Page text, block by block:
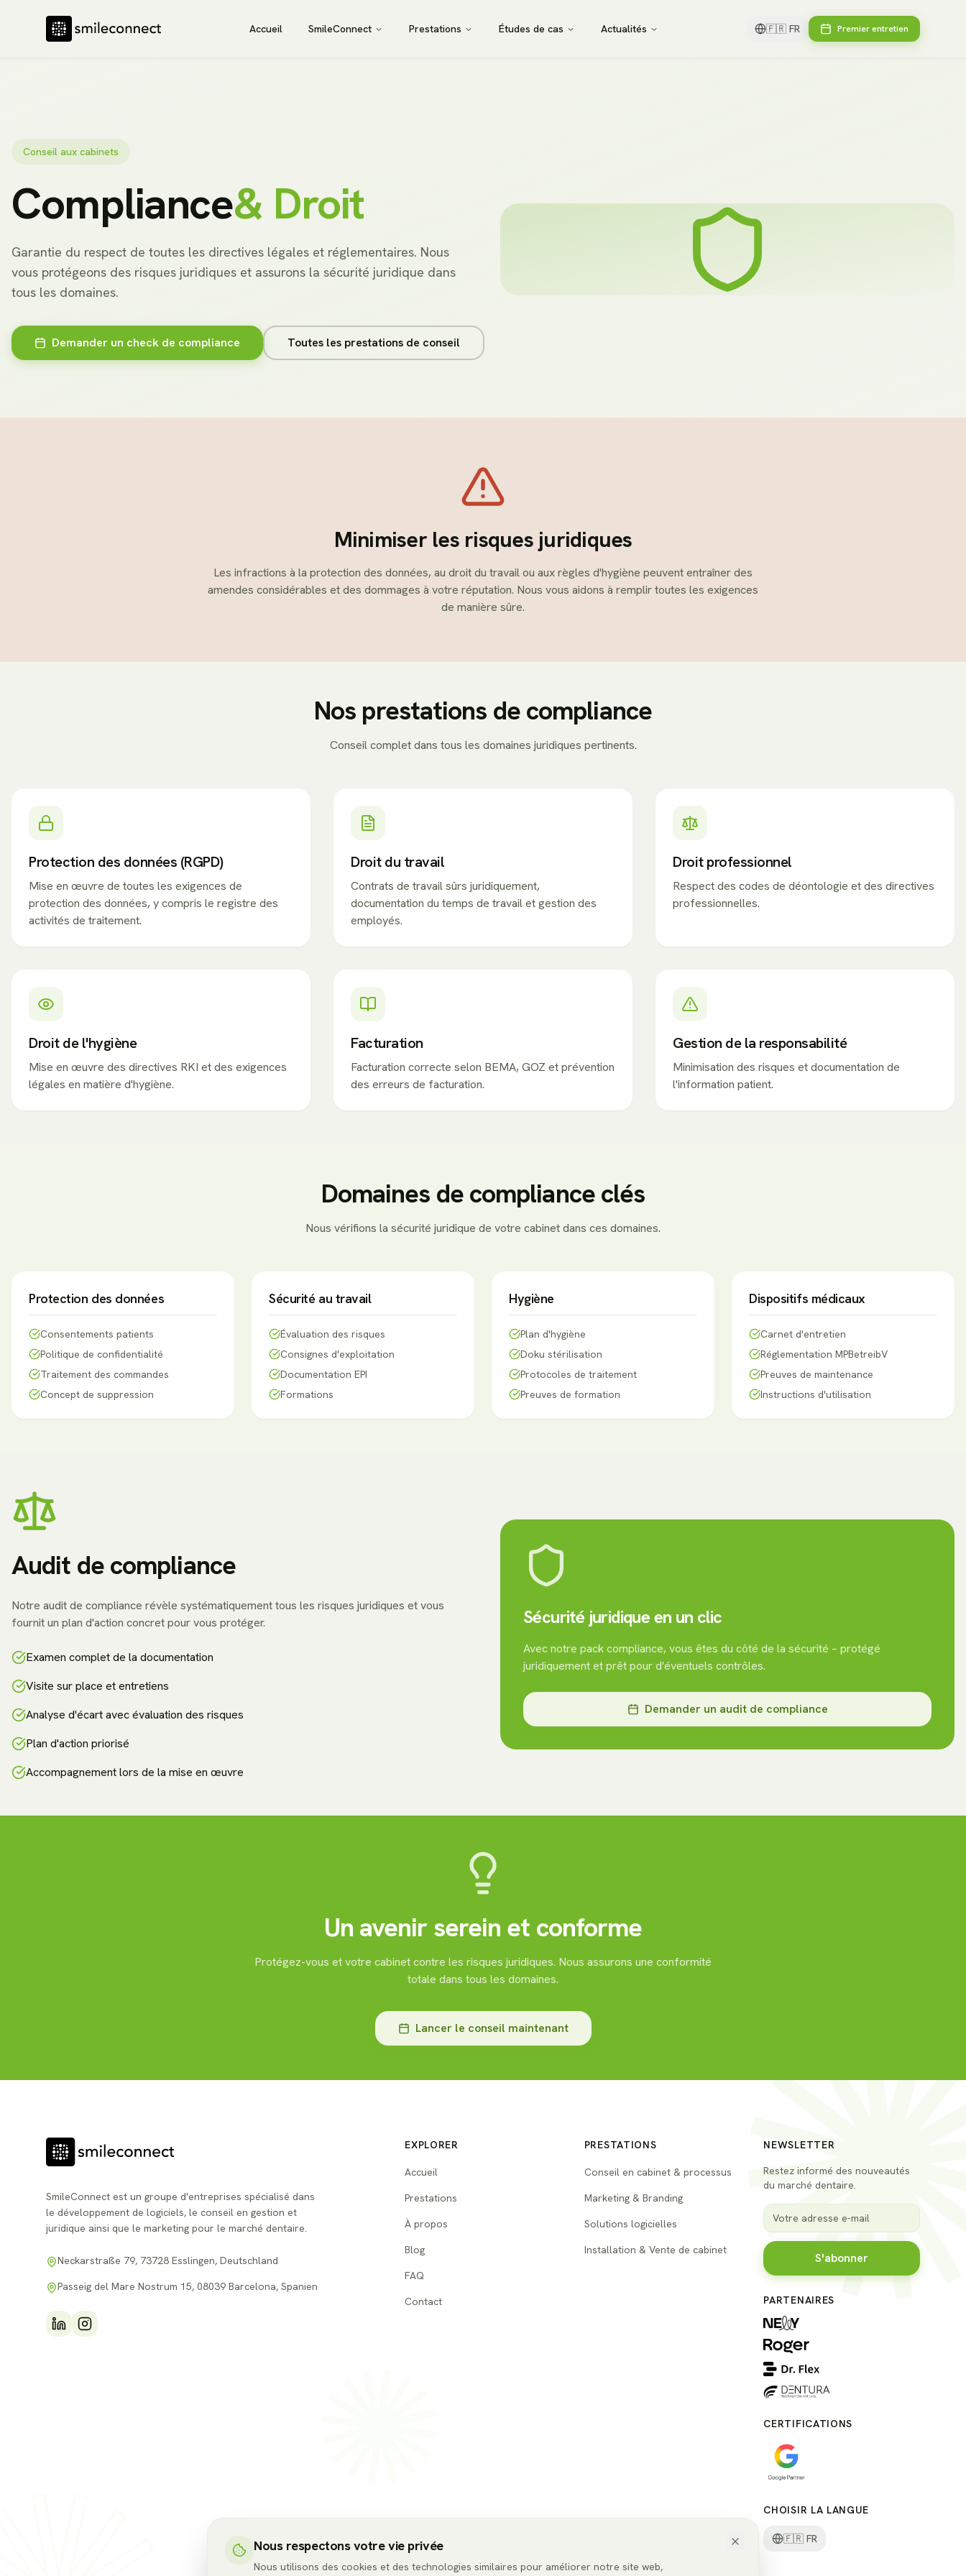
Accueil SmileConnect Prestations Études de cas Actualités 🇫🇷 FR Premier entretien
Conseil aux cabinets
Compliance& Droit
Garantie du respect de toutes les directives légales et réglementaires. Nous
vous protégeons des risques juridiques et assurons la sécurité juridique dans
tous les domaines.
Demander un check de compliance Toutes les prestations de conseil
Minimiser les risques juridiques
Les infractions à la protection des données, au droit du travail ou aux règles d'hygiène peuvent entraîner des
amendes considérables et des dommages à votre réputation. Nous vous aidons à remplir toutes les exigences
de manière sûre.
Nos prestations de compliance
Conseil complet dans tous les domaines juridiques pertinents.
Protection des données (RGPD)
Mise en œuvre de toutes les exigences de
protection des données, y compris le registre des
activités de traitement.
Droit du travail
Contrats de travail sûrs juridiquement,
documentation du temps de travail et gestion des
employés.
Droit professionnel
Respect des codes de déontologie et des directives
professionnelles.
Droit de l'hygiène
Mise en œuvre des directives RKI et des exigences
légales en matière d'hygiène.
Facturation
Facturation correcte selon BEMA, GOZ et prévention
des erreurs de facturation.
Gestion de la responsabilité
Minimisation des risques et documentation de
l'information patient.
Domaines de compliance clés
Nous vérifions la sécurité juridique de votre cabinet dans ces domaines.
Protection des données
Consentements patients
Politique de confidentialité
Traitement des commandes
Concept de suppression
Sécurité au travail
Évaluation des risques
Consignes d'exploitation
Documentation EPI
Formations
Hygiène
Plan d'hygiène
Doku stérilisation
Protocoles de traitement
Preuves de formation
Dispositifs médicaux
Carnet d'entretien
Réglementation MPBetreibV
Preuves de maintenance
Instructions d'utilisation
Audit de compliance
Notre audit de compliance révèle systématiquement tous les risques juridiques et vous
fournit un plan d'action concret pour vous protéger.
Examen complet de la documentation
Visite sur place et entretiens
Analyse d'écart avec évaluation des risques
Plan d'action priorisé
Accompagnement lors de la mise en œuvre
Sécurité juridique en un clic
Avec notre pack compliance, vous êtes du côté de la sécurité – protégé
juridiquement et prêt pour d'éventuels contrôles.
Demander un audit de compliance
Un avenir serein et conforme
Protégez-vous et votre cabinet contre les risques juridiques. Nous assurons une conformité
totale dans tous les domaines.
Lancer le conseil maintenant
SmileConnect est un groupe d'entreprises spécialisé dans
le développement de logiciels, le conseil en gestion et
juridique ainsi que le marketing pour le marché dentaire.
Neckarstraße 79, 73728 Esslingen, Deutschland
Passeig del Mare Nostrum 15, 08039 Barcelona, Spanien
EXPLORER
Accueil
Prestations
À propos
Blog
FAQ
Contact
PRESTATIONS
Conseil en cabinet & processus
Marketing & Branding
Solutions logicielles
Installation & Vente de cabinet
NEWSLETTER
Restez informé des nouveautés
du marché dentaire.
S'abonner
PARTENAIRES
CERTIFICATIONS
CHOISIR LA LANGUE
🇫🇷 FR
Nous respectons votre vie privée
Nous utilisons des cookies et des technologies similaires pour améliorer notre site web,